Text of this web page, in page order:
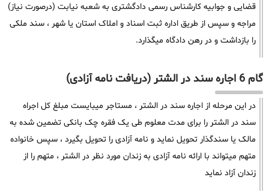
قضایی و جوابیه کارشناس رسمی دادگشتری به شعبه نیابت (درصورت نیاز)
مراجه و سپس از طریق اداره ثبت اسناد و املاک استان یا شهر ، سند ملکی
را بازداشت و در رهن دادگاه میگذارد.
گام 6 اجاره سند در الشتر (دریافت نامه آزادی)
در این مرحله از اجاره سند در الشتر ، مستاجر میبایست مبلغ کل اجراه
سند در الشتر را برای مدت معلوم طی یک فقره چک بانکی تضمین شده به
مالک یا سندگذار تحویل نماید و نامه آزادی را تحویل بگیرد ، سپس خانواده
متهم میتواند با ارائه نامه آزادی به زندان مورد نظر در الشتر ، متهم را از
زندان آزاد نماید